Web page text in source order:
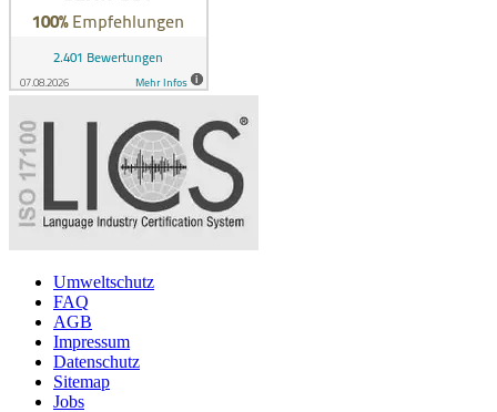
Umweltschutz
FAQ
AGB
Impressum
Datenschutz
Sitemap
Jobs